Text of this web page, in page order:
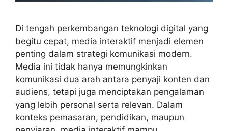
Di tengah perkembangan teknologi digital yang
begitu cepat, media interaktif menjadi elemen
penting dalam strategi komunikasi modern.
Media ini tidak hanya memungkinkan
komunikasi dua arah antara penyaji konten dan
audiens, tetapi juga menciptakan pengalaman
yang lebih personal serta relevan. Dalam
konteks pemasaran, pendidikan, maupun